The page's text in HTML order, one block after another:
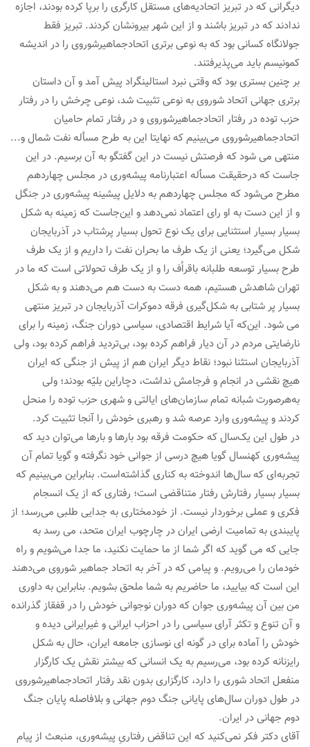
دیگرانی که در تبریز اتحادیه‌های مستقل کارگری را برپا کرده بودند، اجازه
ندادند که در تبریز باشند و از این شهر بیرونشان کردند. تبریز فقط
جولانگاه کسانی بود که به نوعی برتری اتحادجماهیرشوروی را در اندیشه
کمونیسم باید می‌پذیرفتند.
بر چنین بستری بود که وقتی نبرد استالینگراد پیش آمد و آن داستان
برتری جهانی اتحاد شوروی به نوعی تثبیت شد، نوعی چرخش را در رفتار
حزب توده در رفتار اتحادجماهیرشوروی و در رفتار تمام حامیان
اتحادجماهیرشوروی می‌بینیم که نهایتا این به طرح مسأله نفت شمال و...
منتهی می شود که فرصتش نیست در این گفتگو به آن برسیم. در این
جاست که درحقیقت مسأله اعتبارنامه پیشه‌وری در مجلس چهاردهم
مطرح می‌شود که مجلس چهاردهم به دلایل پیشینه پیشه‌وری در جنگل
و از این دست به او رای اعتماد نمی‌دهد و این‌جاست که زمینه به شکل
بسیار بسیار استثنایی برای یک نوع تحول بسیار پرشتاب در آذربایجان
شکل می‌گیرد؛ یعنی از یک طرف ما بحران نفت را داریم و از یک طرف
طرح بسیار توسعه طلبانه باقراُف را و از یک طرف تحولاتی است که ما در
تهران شاهدش هستیم، همه دست به دست هم می‌دهند و به شکل
بسیار پر شتابی به شکل‌گیری فرقه دموکرات آذربایجان در تبریز منتهی
می شود. این‌که آیا شرایط اقتصادی، سیاسی دوران جنگ، زمینه را برای
نارضایتی مردم در آن دیار فراهم کرده بود، بی‌تردید فراهم کرده بود، ولی
آذربایجان استثنا نبود؛ نقاط دیگر ایران هم از پیش از جنگی که ایران
هیچ نقشی در انجام و فرجامش نداشت، دچاراین بلیّه بودند؛ ولی
به‌هرصورت شبانه تمام سازمان‌های ایالتی و شهری حزب توده را منحل
کردند و پیشه‌وری وارد عرصه شد و رهبری خودش را آنجا تثبیت کرد.
در طول این یک‌سال که حکومت فرقه بود بارها و بارها می‌توان دید که
پیشه‌وری کهنسال گویا هیچ درسی از جوانی خود نگرفته و گویا تمام آن
تجربه‌ای که سال‌ها اندوخته به کناری گذاشته‌است. بنابراین می‌بینیم که
بسیار بسیار رفتارش رفتار متناقضی است؛ رفتاری که از یک انسجام
فکری و عملی برخوردار نیست. از خودمختاری به جدایی طلبی می‌رسد؛ از
پایبندی به تمامیت ارضی ایران در چارچوب ایران متحد، می رسد به
جایی که می گوید که اگر شما از ما حمایت نکنید، ما جدا می‌شویم و راه
خودمان را می‌رویم. و پیامی که در آخر به اتحاد جماهیر شوروی می‌دهند
این است که بیایید، ما حاضریم به شما ملحق بشویم. بنابراین به داوری
من بین آن پیشه‌وری جوان که دوران نوجوانی خودش را در قفقاز گذرانده
و آن تنوع و تکثر آرای سیاسی را در احزاب ایرانی و غیرایرانی دیده و
خودش را آماده برای در گونه ای نوسازی جامعه ایران، حال به شکل
رایزنانه کرده بود، می‌رسیم به یک انسانی که بیشتر نقش یک کارگزار
منفعل اتحاد شوری را دارد، کارگزاری بدون نقد رفتار اتحادجماهیرشوروی
در طول دوران سال‌های پایانی جنگ دوم جهانی و بلافاصله پایان جنگ
دوم جهانی در ایران.
آقای دکتر فکر نمی‌کنید که این تناقض رفتاریِ پیشه‌وری، منبعث از پیام